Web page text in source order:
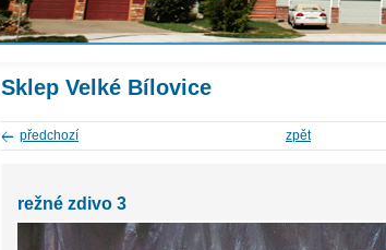
Sklep Velké Bílovice
předchozí zpět
režné zdivo 3